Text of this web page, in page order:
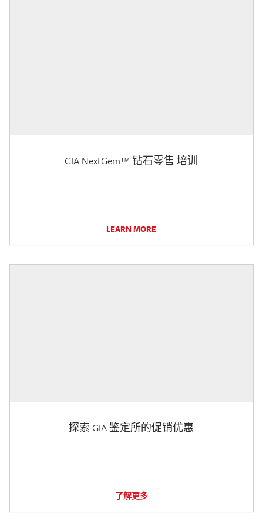
GIA NextGem™ 钻石零售 培训
LEARN MORE
探索 GIA 鉴定所的促销优惠
了解更多